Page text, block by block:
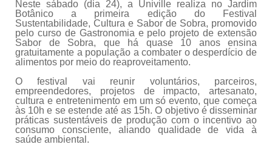
Neste sábado (dia 24), a Univille realiza no Jardim
Botânico a primeira edição do Festival
Sustentabilidade, Cultura e Sabor de Sobra, promovido
pelo curso de Gastronomia e pelo projeto de extensão
Sabor de Sobra, que há quase 10 anos ensina
gratuitamente a população a combater o desperdício de
alimentos por meio do reaproveitamento.
O festival vai reunir voluntários, parceiros,
empreendedores, projetos de impacto, artesanato,
cultura e entretenimento em um só evento, que começa
às 10h e se estende até as 15h. O objetivo é disseminar
práticas sustentáveis de produção com o incentivo ao
consumo consciente, aliando qualidade de vida à
saúde ambiental.